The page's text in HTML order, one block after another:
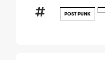
POST PUNK